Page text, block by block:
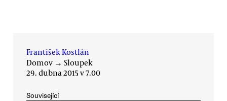
František Kostlán
Domov → Sloupek
29. dubna 2015 v 7.00
Související